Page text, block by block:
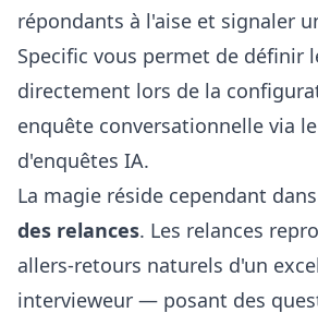
répondants à l'aise et signaler
Specific vous permet de définir
directement lors de la
enquête conversationnelle via le
d'enquêtes IA.
La magie réside cependant
des relances. Les relances
allers-retours naturels d'un
intervieweur — posant des